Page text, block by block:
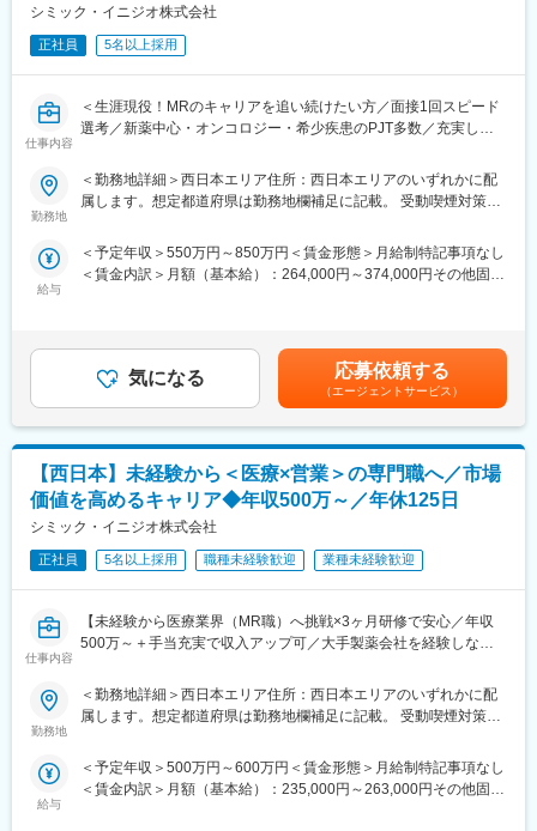
覧ください。
https://healthcarecareerpark.iqvia.com/
■具体的な業務
すでに取引のある病院の医師や薬剤師に向け、医薬品の効果や副
作用・適切な使用方法などの情報を提供し、薬剤のプロモーショ
ン活動を行っていただきます。メインの業務は情報提供となるた
活動に専念できる環境です。
個人の予算はありますが、チーム内で助け合う社風が整ってお
す。
給取得もしやすく、年間140日ほど休んでいる方も多くいます。
業部やグループ会社への異動実績も豊富にございます。（※病院の
経営コンサル、医薬品メーカーのマーケティング支援、人事担当
者などの管理部門）
営業経験を活かして様々なキャリアプランを実現できるのは、当
社ならではの強みです。
変更の範囲：会社の定める業務
シミック・イニジオ株式会社
正社員 5名以上採用
仕事内容
＜生涯現役！MRのキャリアを追い続けたい方／面接1回スピード
選考／新薬中心・オンコロジー・希少疾患のPJT多数／充実した
■職務概要：
配属先メーカーにおいてMR活動に従事いただきます。
プロジェクトの数やバリエーションはキャリア形成に直結するた
め、CSOでの転職を考えるうえで重要なポイントです。
プロジェクト人数が100名を超える大規模なプロジェクトや、日
本市場への新規参入する企業のプロジェクトなど、規模やミッシ
ョンも多様です。
■人財育成への積極投資
シミック・イニジオにとってサービス品質の源泉となるのは人財
です。
そのため人財育成・能力開発は重要施策と位置づけ、積極的な投
資を行っています。自己成長意欲を尊重し、業務直結の研修だけ
でなく、変化する時代に対応するビジネススキル習得も含め階層
■家族も安心な手厚い福利厚生
できる制度があります。社員と社員のご家族が安心し、仕事もプ
ライベートも充実して活躍できるよう、福利厚生制度を整備して
ラスの借り上げ社宅制度や単身赴任のサポート制度を導入し、そ
の利用率も高水準となっています。
勤務地
＜勤務地詳細＞西日本エリア住所：西日本エリアのいずれかに配
属します。想定都道府県は勤務地欄補足に記載。 受動喫煙対策：
給与
＜予定年収＞550万円～850万円＜賃金形態＞月給制特記事項なし
＜賃金内訳＞月額（基本給）：264,000円～374,000円その他固定
を全額支給 ■賞与年2回（昨年度実績4.2ヶ月）、報酬改定年1回■
全国勤務が可能な方は、初回給与時に30万円の一時金を支給賃金
はあくまでも目安の金額であり、選考を通じて上下する可能性が
あります。月給(月額)は固定手当を含めた表記です。
気になる 応募依頼する
（エージェントサービス）
【西日本】未経験から＜医療×営業＞の専門職へ／市場
価値を高めるキャリア◆年収500万～／年休125日
シミック・イニジオ株式会社
正社員 5名以上採用 職種未経験歓迎 業種未経験歓迎
仕事内容
【未経験から医療業界（MR職）へ挑戦×3ヶ月研修で安心／年収
500万～＋手当充実で収入アップ可／大手製薬会社を経験しなが
＜入社月について＞
入社月が決まっているため同期も多く安心してスタート可能
勤務地
＜勤務地詳細＞西日本エリア住所：西日本エリアのいずれかに配
属します。想定都道府県は勤務地欄補足に記載。 受動喫煙対策：
給与
＜予定年収＞500万円～600万円＜賃金形態＞月給制特記事項なし
＜賃金内訳＞月額（基本給）：235,000円～263,000円その他固定